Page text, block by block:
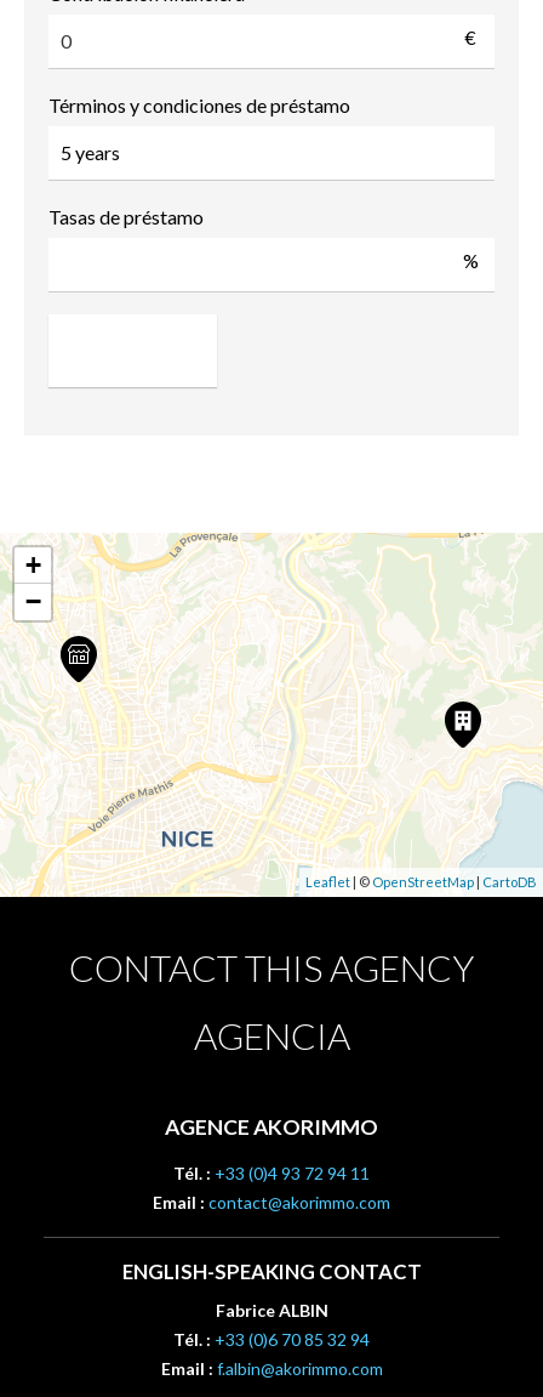
€
Términos y condiciones de préstamo
Tasas de préstamo
%
+
−
Leaflet| © OpenStreetMap | CartoDB
CONTACT THIS AGENCY
AGENCIA
AGENCE AKORIMMO
Tél. : +33 (0)4 93 72 94 11
Email : contact@akorimmo.com
ENGLISH-SPEAKING CONTACT
Fabrice ALBIN
Tél. : +33 (0)6 70 85 32 94
Email : f.albin@akorimmo.com